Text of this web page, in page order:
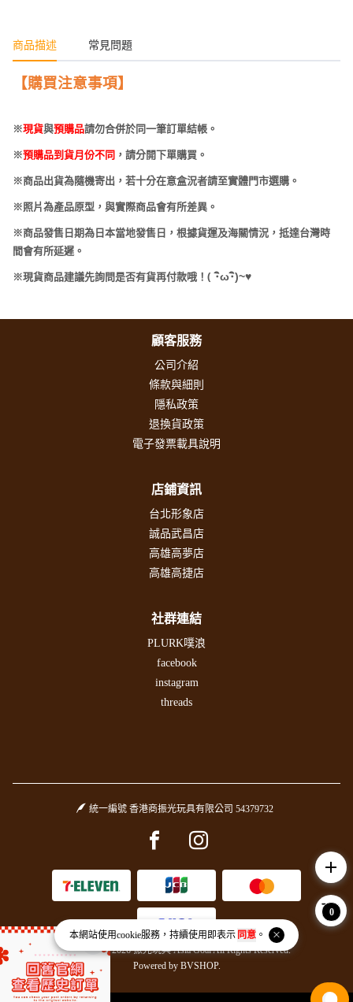
本網站使用cookie服務，持續使用即表示 同意。
商品描述 常見問題
【購買注意事項】
※現貨與預購品請勿合併於同一筆訂單結帳。
※預購品到貨月份不同 ，請分開下單購買。
※商品出貨為隨機寄出，若十分在意盒況者請至實體門市選購。
※照片為產品原型，與實際商品會有所差異。
※商品發售日期為日本當地發售日，根據貨運及海關情況，抵達台灣時
間會有所延遲。
※現貨商品建議先詢問是否有貨再付款哦！ (･ω･)~♥
顧客服務
公司介紹
條款與細則
隱私政策
退換貨政策
電子發票載具說明
店鋪資訊
台北形象店
誠品武昌店
高雄高夢店
高雄高捷店
社群連結
PLURK噗浪
facebook
instagram
threads
統一編號 香港商振光玩具有限公司 54379732
Facebook pageInstagram page
Copyright © 2026 振光玩具 Asia Goal All Rights Reserved.
Powered by BVSHOP.
add
0